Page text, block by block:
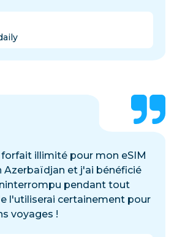
illimité pour mon eSIM
Azerbaïdjan et j'ai bénéficié
pendant tout
l'utiliserai certainement pour
voyages !